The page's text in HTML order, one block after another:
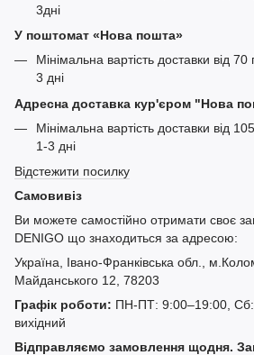
3дні
У поштомат «Нова пошта»
Мінімальна вартість доставки від
3 дні
Адресна доставка кур'єром "Нова
Мінімальна вартість доставки від
1-3 дні
Відстежити посилку
Самовивіз
Ви можете самостійно отримати своє
DENIGO що знаходиться за адресою:
Україна, Івано-Франківська обл.,
Майданського 12, 78203
Графік роботи: ПН-ПТ: 9:00–19:00,
вихідний
Відправляємо замовлення щодня.